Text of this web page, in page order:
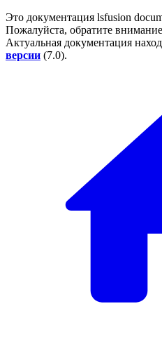
Это документация lsfusion
Пожалуйста, обратите
Актуальная документация
версии (7.0).